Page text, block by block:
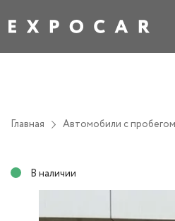
Главная Автомобили с пробегом
В наличии